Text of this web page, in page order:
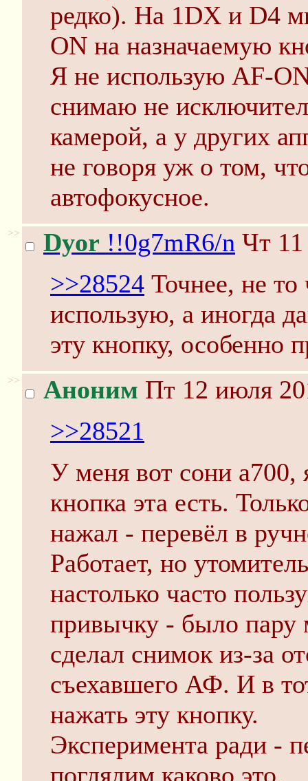
редко). На 1DX и D4
ON на назначаемую
Я не использую AF-
снимаю не
камерой, а у других
не говоря уж о том,
автофокусное.
>> Dyor !!0g7mR6/n Чт
>>28524 Точнее, не
использую, а иногда
эту кнопку, особенно
>> Аноним Пт 12 июля
>>28521
У меня вот сони а700,
кнопка эта есть.
нажал - перевёл в
Работает, но
настолько часто
привычку - было пару
сделал снимок из-за
съехавшего АФ. И в
нажать эту кнопку.
Эксперимента ради -
поглядим каково это.